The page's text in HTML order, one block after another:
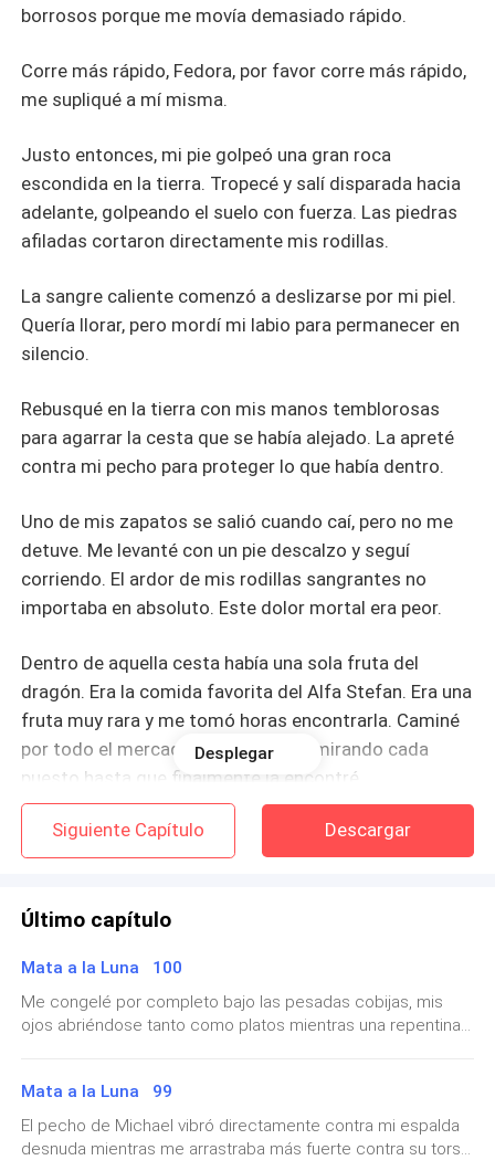
borrosos porque me movía demasiado rápido.
Corre más rápido, Fedora, por favor corre más rápido,
me supliqué a mí misma.
Justo entonces, mi pie golpeó una gran roca
escondida en la tierra. Tropecé y salí disparada hacia
adelante, golpeando el suelo con fuerza. Las piedras
afiladas cortaron directamente mis rodillas.
La sangre caliente comenzó a deslizarse por mi piel.
Quería llorar, pero mordí mi labio para permanecer en
silencio.
Rebusqué en la tierra con mis manos temblorosas
para agarrar la cesta que se había alejado. La apreté
contra mi pecho para proteger lo que había dentro.
Uno de mis zapatos se salió cuando caí, pero no me
detuve. Me levanté con un pie descalzo y seguí
corriendo. El ardor de mis rodillas sangrantes no
importaba en absoluto. Este dolor mortal era peor.
Dentro de aquella cesta había una sola fruta del
dragón. Era la comida favorita del Alfa Stefan. Era una
fruta muy rara y me tomó horas encontrarla. Caminé
por todo el mercado aquella tarde, mirando cada
puesto hasta que finalmente la encontré.
Esperaba que este regalo lo hiciera feliz para que
finalmente me marcara como su compañera esta
aparecieron en la oscuridad.
Los guardias que estaban en la entrada me miraron
una palabra.
Pasé corriendo junto a ellos, mi pie descalzo
Desplegar
Siguiente Capítulo Descargar
Último capítulo
Mata a la Luna 100
Me congelé por completo bajo las pesadas cobijas, mis
ojos abriéndose tanto como platos mientras una repentina
ceño fruncido altamente conmocionado mientras me
quedaba mirando su perfil afilado. Michael dio un
asentimiento lento y firme, su expresión volviéndose
Mata a la Luna 99
El pecho de Michael vibró directamente contra mi espalda
desnuda mientras me arrastraba más fuerte contra su torso